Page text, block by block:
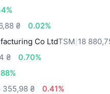
₴
0.02%
Co LtdTSM 18
₴
0.70%
355,98 ₴
0.41%